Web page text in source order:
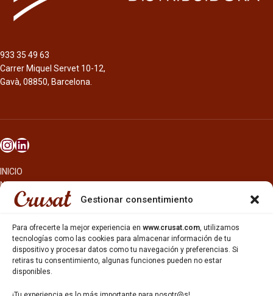
Gestionar consentimiento
Para ofrecerte la mejor experiencia en www.crusat.com, utilizamos
tecnologías como las cookies para almacenar información de tu
dispositivo y procesar datos como tu navegación y preferencias. Si
retiras tu consentimiento, algunas funciones pueden no estar
disponibles.
933 35 49 63
Carrer Miquel Servet 10-12,
Gavà, 08850, Barcelona.
INICIO
NOSOTROS
CERVEZAS
OTROS PRODUCTOS
REPARTO EN BARCELONA
HOSTELERÍA Y PEQUEÑA ALIMENTACIÓN
CARTAS DE CERVEZAS Y VINO
CATAS Y FORMACIONES
SERVICIO TÉCNICO